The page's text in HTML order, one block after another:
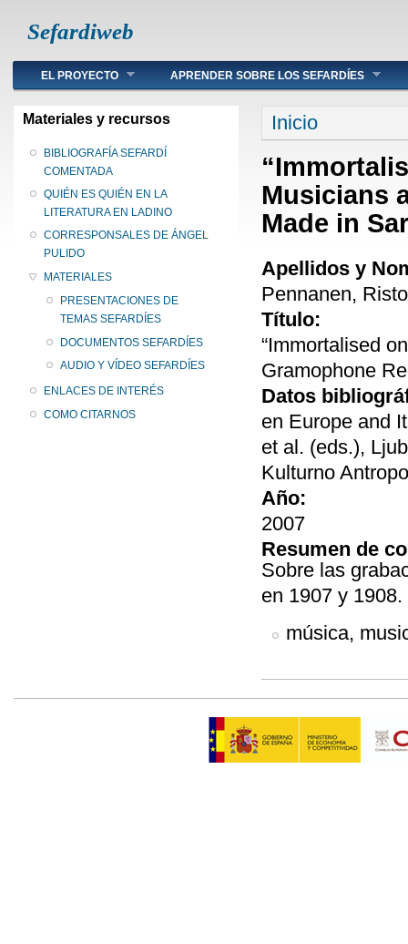
Sefardiweb
Main menu
EL PROYECTO APRENDER SOBRE LOS SEFARDÍES
Materiales y recursos
BIBLIOGRAFÍA SEFARDÍ
COMENTADA
QUIÉN ES QUIÉN EN LA
LITERATURA EN LADINO
CORRESPONSALES DE ÁNGEL
PULIDO
MATERIALES
PRESENTACIONES DE
TEMAS SEFARDÍES
DOCUMENTOS SEFARDÍES
AUDIO Y VÍDEO SEFARDÍES
ENLACES DE INTERÉS
COMO CITARNOS
Se encuentra
Inicio
Musicians
Made in
Apellidos y
Pennanen,
Título:
“Immortalised
Gramophone
Datos
en Europe and
et al. (eds.),
Kulturno
Año:
2007
Resumen de
Sobre las
en 1907 y 1908.
música,